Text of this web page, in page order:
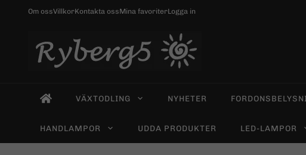
Om ossVillkorKontakta ossMina favoriterLogga in
VÄXTODLING NYHETER
HANDLAMPOR UDDA PRODUKTER LED-LAMPOR